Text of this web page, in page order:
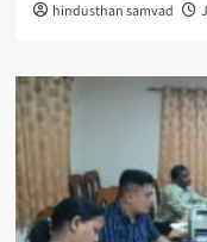
hindusthan samvad